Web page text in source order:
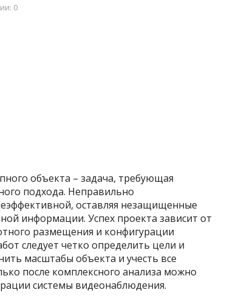
0
объекта – задача, требующая
подхода. Неправильно
оставляя незащищенные
информации. Успех проекта зависит от
размещения и конфигурации
следует четко определить цели и
масштабы объекта и учесть все
после комплексного анализа можно
системы видеонаблюдения.